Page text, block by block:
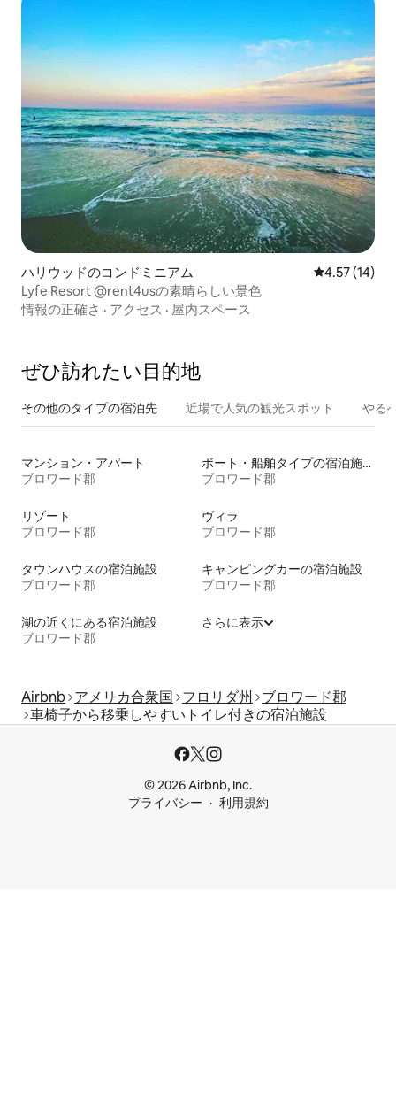
ハリウッドのコンドミニアム レビュー14
4.57 (14)
Lyfe Resort @rent4usの素晴らしい景色
情報の正確さ · アクセス · 屋内スペース
ぜひ訪⁠れ⁠た⁠い目⁠的⁠地
その他のタ⁠イ⁠プ⁠の宿⁠泊⁠先 近場で人気の観光スポット やる
マンション・アパート
ブロワード郡
ボート・船舶タイプの宿泊施設
ブロワード郡
リゾート
ブロワード郡
ヴィラ
ブロワード郡
タウンハウスの宿泊施設
ブロワード郡
キャンピングカーの宿泊施設
ブロワード郡
湖の近くにある宿泊施設
ブロワード郡
さらに表示
Airbnb アメリカ合衆国 フロリダ州
ブロワード郡
車椅子から移乗しやすいトイレ付きの宿泊施設
© 2026 Airbnb, Inc.
プライバシー
利用規約